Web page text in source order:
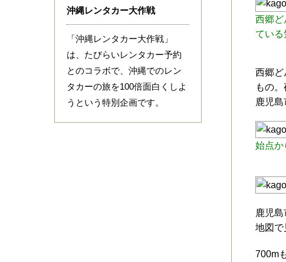
西郷ど
ている
西郷ど
もの
鹿児
始点か
鹿児
地図で
700m
沖縄レンタカー大作戦
「沖縄レンタカー大作戦」
は、たびらいレンタカー予約
とのコラボで、沖縄でのレン
タカーの旅を100倍面白くしよ
うという特別企画です。